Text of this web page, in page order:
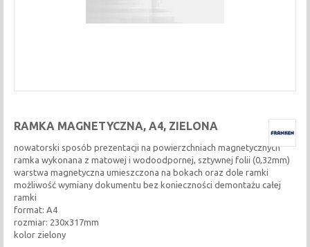
RAMKA MAGNETYCZNA, A4, ZIELONA
nowatorski sposób prezentacji na powierzchniach magnetycznych
ramka wykonana z matowej i wodoodpornej, sztywnej folii (0,32mm)
warstwa magnetyczna umieszczona na bokach oraz dole ramki
możliwość wymiany dokumentu bez konieczności demontażu całej
ramki
format: A4
rozmiar: 230x317mm
kolor zielony